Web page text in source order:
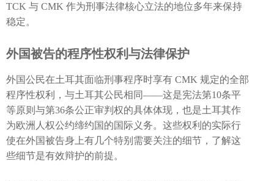
TCK 与 CMK 作为刑事法律核心立法的地位多年来保持
稳定。
外国被告的程序性权利与法律保护
外国公民在土耳其面临刑事程序时享有 CMK 规定的全部
程序性权利，与土耳其公民相同——这是宪法第10条平
等原则与第36条公正审判权的具体体现，也是土耳其作
为欧洲人权公约缔约国的国际义务。这些权利的实际行
使在外国被告身上有几个特别需要关注的细节，了解这
些细节是有效辩护的前提。